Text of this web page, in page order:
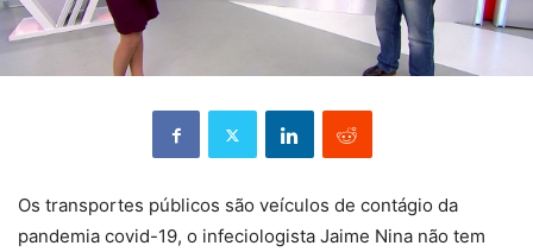
Os transportes públicos são veículos de contágio da
pandemia covid-19, o infeciologista Jaime Nina não tem